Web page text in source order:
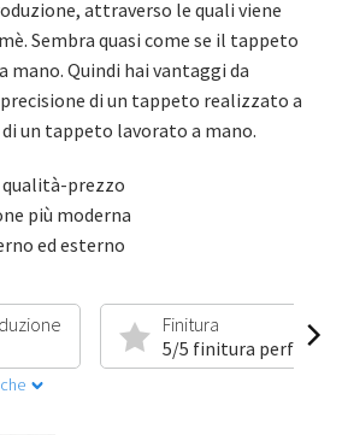
attraverso le quali viene
Sembra quasi come se il tappeto
mano. Quindi hai vantaggi da
di un tappeto realizzato a
un tappeto lavorato a mano.
prezzo
più moderna
ed esterno
Finitura
5/5 finitura perfetta